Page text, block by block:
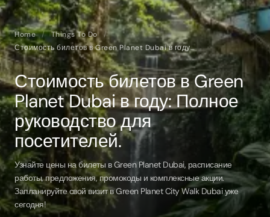
Home / Things To Do
/
Стоимость билетов в Green Planet Dubai в году: Полное руководство для посетителей.
Стоимость билетов в Green
Planet Dubai в году: Полное
руководство для
посетителей.
Узнайте цены на билеты в Green Planet Dubai, расписание
работы, предложения, промокоды и комплексные акции.
Запланируйте свой визит в Green Planet City Walk Dubai уже
сегодня!